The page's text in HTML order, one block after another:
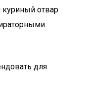
куриный отвар
для